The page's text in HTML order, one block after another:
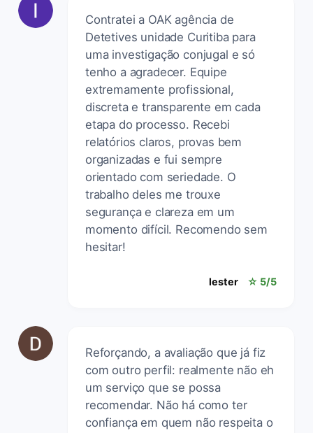
Contratei a OAK agência de
Detetives unidade Curitiba para
uma investigação conjugal e só
tenho a agradecer. Equipe
extremamente profissional,
discreta e transparente em cada
etapa do processo. Recebi
relatórios claros, provas bem
organizadas e fui sempre
orientado com seriedade. O
trabalho deles me trouxe
segurança e clareza em um
momento difícil. Recomendo sem
hesitar!
lester ☆ 5/5
Reforçando, a avaliação que já fiz
com outro perfil: realmente não eh
um serviço que se possa
recomendar. Não há como ter
confiança em quem não respeita o